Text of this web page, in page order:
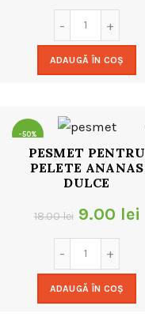
inițial
a
fost:
ADAUGĂ ÎN COȘ
-50%
PESMET PENTRU
PELETE ANANAS
DULCE
18.00lei Prețul
inițial
a
fost:
9.00 lei
ADAUGĂ ÎN COȘ